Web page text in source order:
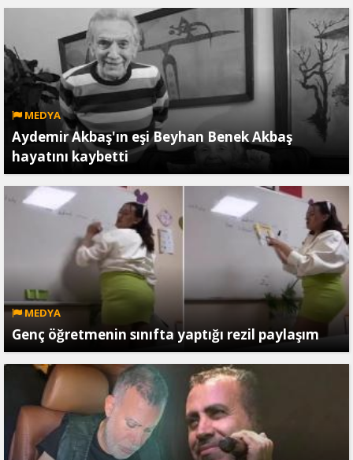
MEDYA
Aydemir Akbaş'ın eşi Beyhan Benek Akbaş
hayatını kaybetti
MEDYA
Genç öğretmenin sınıfta yaptığı rezil paylaşım